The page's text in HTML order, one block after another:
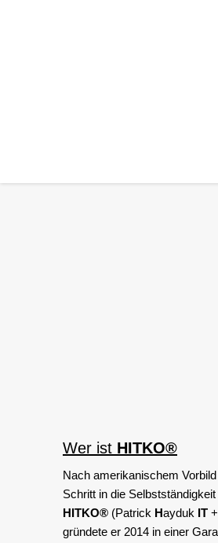
Wer ist HITKO®
Nach amerikanischem
Schritt in die
HITKO® (Patrick Hayduk IT +
gründete er 2014 in einer